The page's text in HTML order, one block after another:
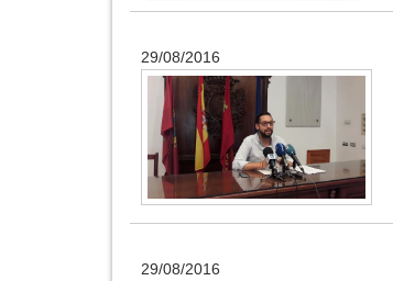
29/08/2016
29/08/2016